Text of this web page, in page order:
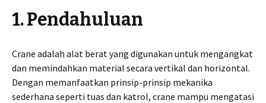
1. Pendahuluan
Crane adalah alat berat yang digunakan untuk mengangkat
dan memindahkan material secara vertikal dan horizontal.
Dengan memanfaatkan prinsip-prinsip mekanika
sederhana seperti tuas dan katrol, crane mampu mengatasi